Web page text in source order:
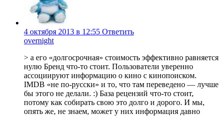
4 октября 2013 в 12:55 Ответить
overnight
> а его «долгосрочная» стоимость эффективно равняется
нулю Бренд что-то стоит. Пользователи уверенно
ассоциируют информацию о кино с кинопоиском.
IMDB «не по-русски» и то, что там переведено — лучше
бы этого не делали. :) База рецензий что-то стоит,
потому как собирать свою это долго и дорого. И мы,
опять же, не знаем, может у них информация давно